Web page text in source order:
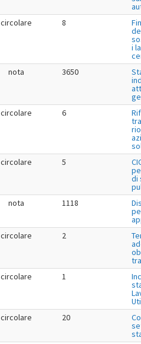
circolare 8
i
nota 3650
circolare 6
circolare 5
di
nota 1118
circolare 2
circolare 1
circolare 20